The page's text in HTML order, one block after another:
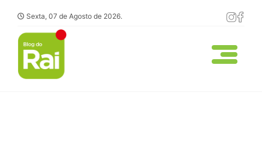
Sexta, 07 de Agosto de 2026.